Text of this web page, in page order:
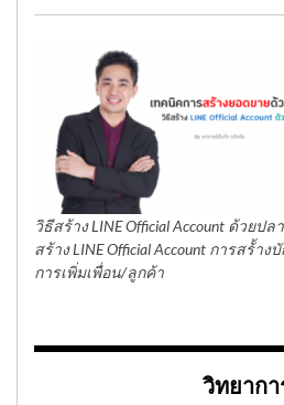
วิธีสร้าง LINE Official Account ด้วยปล
สร้าง LINE Official Account การสร้้า
การเพิ่มเพื่อน/ลูกค้า
วิทยากา